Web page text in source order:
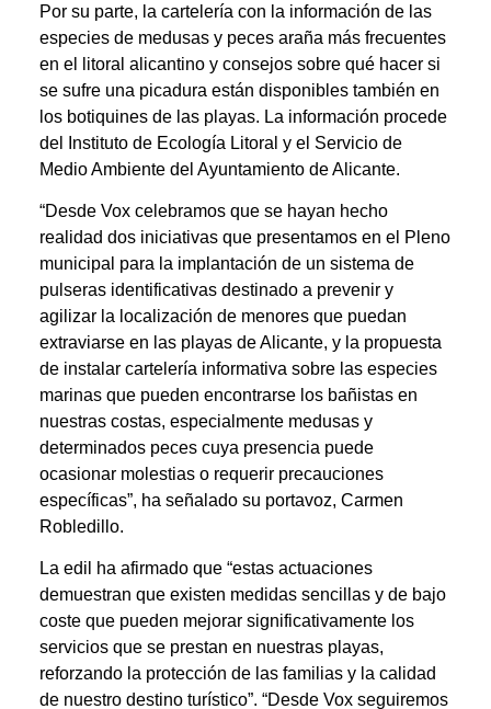
Por su parte, la cartelería con la información de las
especies de medusas y peces araña más frecuentes
en el litoral alicantino y consejos sobre qué hacer si
se sufre una picadura están disponibles también en
los botiquines de las playas. La información procede
del Instituto de Ecología Litoral y el Servicio de
Medio Ambiente del Ayuntamiento de Alicante.
“Desde Vox celebramos que se hayan hecho
realidad dos iniciativas que presentamos en el Pleno
municipal para la implantación de un sistema de
pulseras identificativas destinado a prevenir y
agilizar la localización de menores que puedan
extraviarse en las playas de Alicante, y la propuesta
de instalar cartelería informativa sobre las especies
marinas que pueden encontrarse los bañistas en
nuestras costas, especialmente medusas y
determinados peces cuya presencia puede
ocasionar molestias o requerir precauciones
específicas”, ha señalado su portavoz, Carmen
Robledillo.
La edil ha afirmado que “estas actuaciones
demuestran que existen medidas sencillas y de bajo
coste que pueden mejorar significativamente los
servicios que se prestan en nuestras playas,
reforzando la protección de las familias y la calidad
de nuestro destino turístico”. “Desde Vox seguiremos